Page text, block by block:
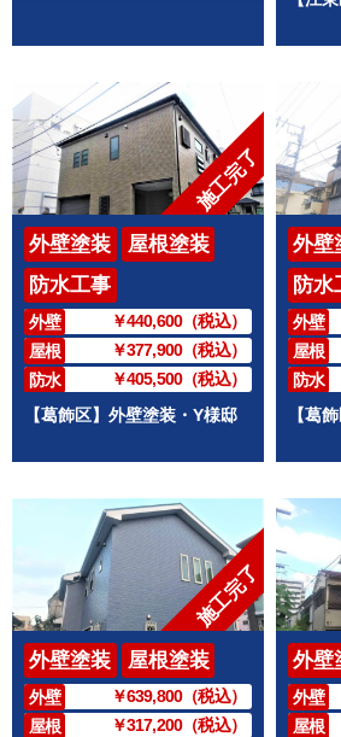
施工完了
外壁塗装
屋根塗装
防水工事
外壁
￥440,600（税込）
屋根
￥377,900（税込）
防水
￥405,500（税込）
【葛飾区】外壁塗装・Y様邸
外壁
防水
外壁
屋根
防水
【葛
施工完了
外壁塗装 屋根塗装
外壁
￥639,800（税込）
屋根
￥317,200（税込）
外壁
外壁
屋根